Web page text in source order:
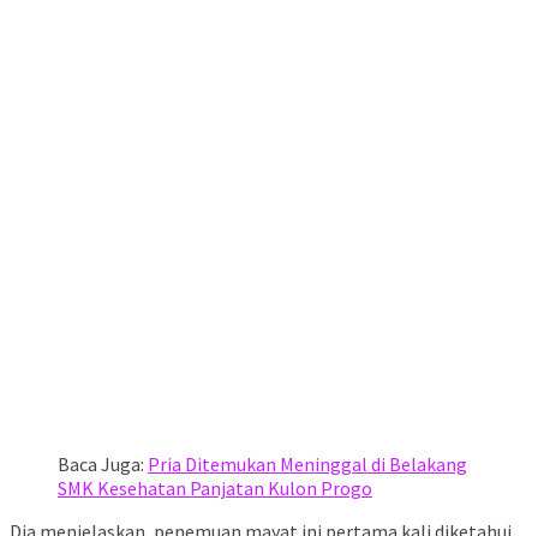
Baca Juga: Pria Ditemukan Meninggal di Belakang
SMK Kesehatan Panjatan Kulon Progo
Dia menjelaskan, penemuan mayat ini pertama kali diketahui